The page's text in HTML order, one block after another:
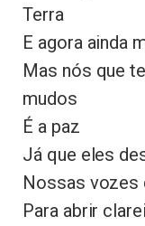
Terra
E agora ainda
Mas nós que
mudos
É a paz
Já que eles
Nossas vozes
Para abrir